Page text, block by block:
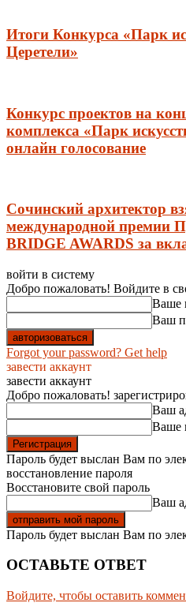
Итоги Конкурса «Парк
Церетели»
Конкурс проектов на
комплекса «Парк
онлайн голосование
Сочинский архитектор
международной премии
BRIDGE AWARDS за
войти в систему
Добро пожаловать! Войдите в
Ваше
Ваш
Forgot your password? Get help
завести аккаунт
завести аккаунт
Добро пожаловать!
Ваш
Ваше
Пароль будет выслан Вам по
восстановление пароля
Восстановите свой пароль
Ваш
Пароль будет выслан Вам по
ОСТАВЬТЕ ОТВЕТ
Войдите, чтобы оставить